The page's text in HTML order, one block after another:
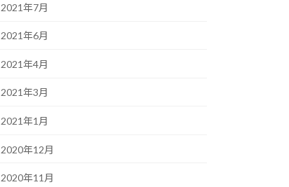
2021年7月
2021年6月
2021年4月
2021年3月
2021年1月
2020年12月
2020年11月